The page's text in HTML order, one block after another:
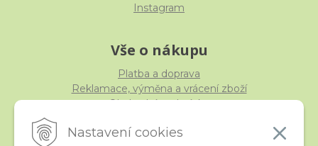
Nastavení cookies
Instagram
Vše o nákupu
Platba a doprava
Reklamace, výměna a vrácení zboží
Obchodní podmínky